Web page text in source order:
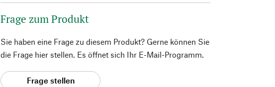
Frage zum Produkt
Sie haben eine Frage zu diesem Produkt? Gerne können Sie
die Frage hier stellen. Es öffnet sich Ihr E-Mail-Programm.
Frage stellen